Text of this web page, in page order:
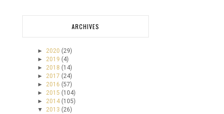
ARCHIVES
► 2020 (29)
► 2019 (4)
► 2018 (14)
► 2017 (24)
► 2016 (57)
► 2015 (104)
► 2014 (105)
▼ 2013 (26)